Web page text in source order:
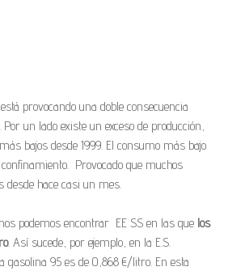
provocando una doble consecuencia
. Por un lado existe un exceso de producción,
bajos desde 1999. El consumo más bajo
Provocado que muchos
desde hace casi un mes.
podemos encontrar EE SS en las que los
. Así sucede, por ejemplo, en la E.S.
gasolina 95 es de 0,868 €/litro. En esta